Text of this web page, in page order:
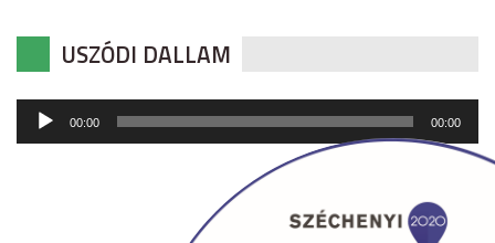
USZÓDI DALLAM
Audió
lejátszó
00:00 00:00